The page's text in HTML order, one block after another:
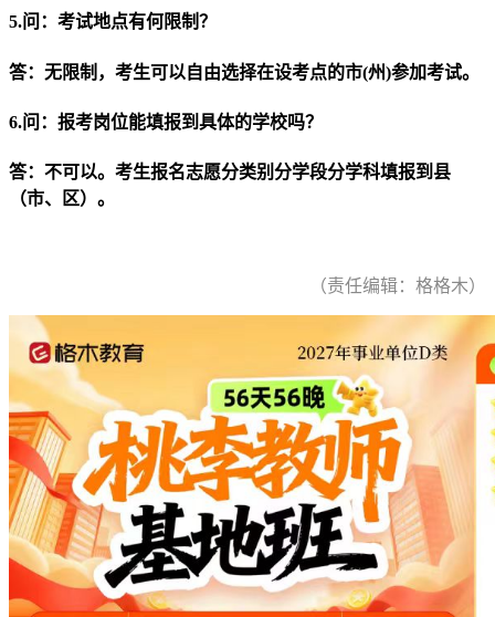
5.问：考试地点有何限制？
答：无限制，考生可以自由选择在设考点的市(州)参加考试。
6.问：报考岗位能填报到具体的学校吗？
答：不可以。考生报名志愿分类别分学段分学科填报到县
（市、区）。
（责任编辑：格格木）